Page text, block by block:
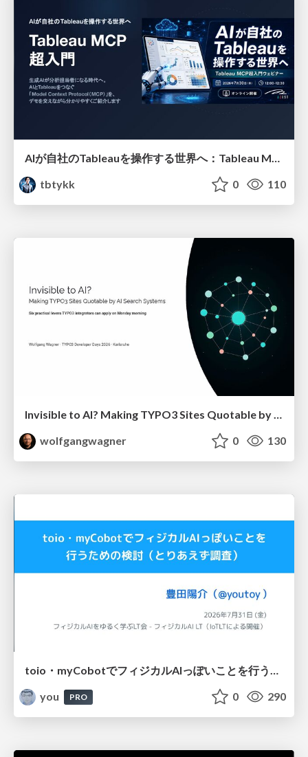
AIが自社のTableauを操作する世界へ：Tableau MCP超入門
tbtykk
0 110
wolfgangwagner
0 130
toio・myCobotでフィジカルAIっぽいことを行うための検討（とりあえず調査） / フィジカルAI LT（IoTLTによる開催）
you
PRO 0 290